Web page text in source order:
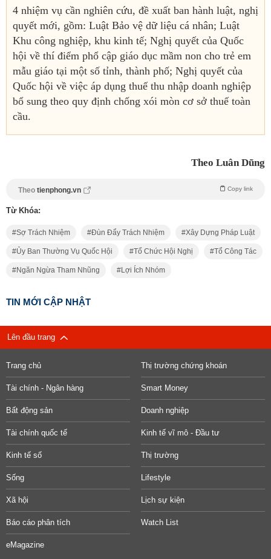
4 nhiệm vụ cần nghiên cứu, đề xuất ban hành luật, nghị
quyết mới, gồm: Luật Bảo vệ dữ liệu cá nhân; Luật
Khu công nghiệp, khu kinh tế; Nghị quyết của Quốc
hội về thí điểm phổ cập giáo dục mầm non cho trẻ em
mẫu giáo tại một số tỉnh, thành phố; Nghị quyết của
Quốc hội về việc áp dụng thuế thu nhập doanh nghiệp
bổ sung theo quy định chống xói mòn cơ sở thuế toàn
cầu.
Theo Luân Dũng
Theo tienphong.vn Copy link
Từ Khóa:
Sợ Trách Nhiệm Đùn Đẩy Trách Nhiệm Xây Dựng Pháp Luật
Ủy Ban Thường Vụ Quốc Hội Tổ Chức Hội Nghị Tổ Công Tác
Ngăn Ngừa Tham Nhũng Lợi Ích Nhóm
TIN MỚI CẬP NHẬT
Lên đầu trang
Trang chủ Thị trường chứng khoán
Tài chính - Ngân hàng Smart Money
Bất động sản Doanh nghiệp
Tài chính quốc tế Kinh tế vĩ mô - Đầu tư
Kinh tế số Thị trường
Sống Lifestyle
Xã hội Lịch sự kiện
Báo cáo phân tích Watch List
eMagazine